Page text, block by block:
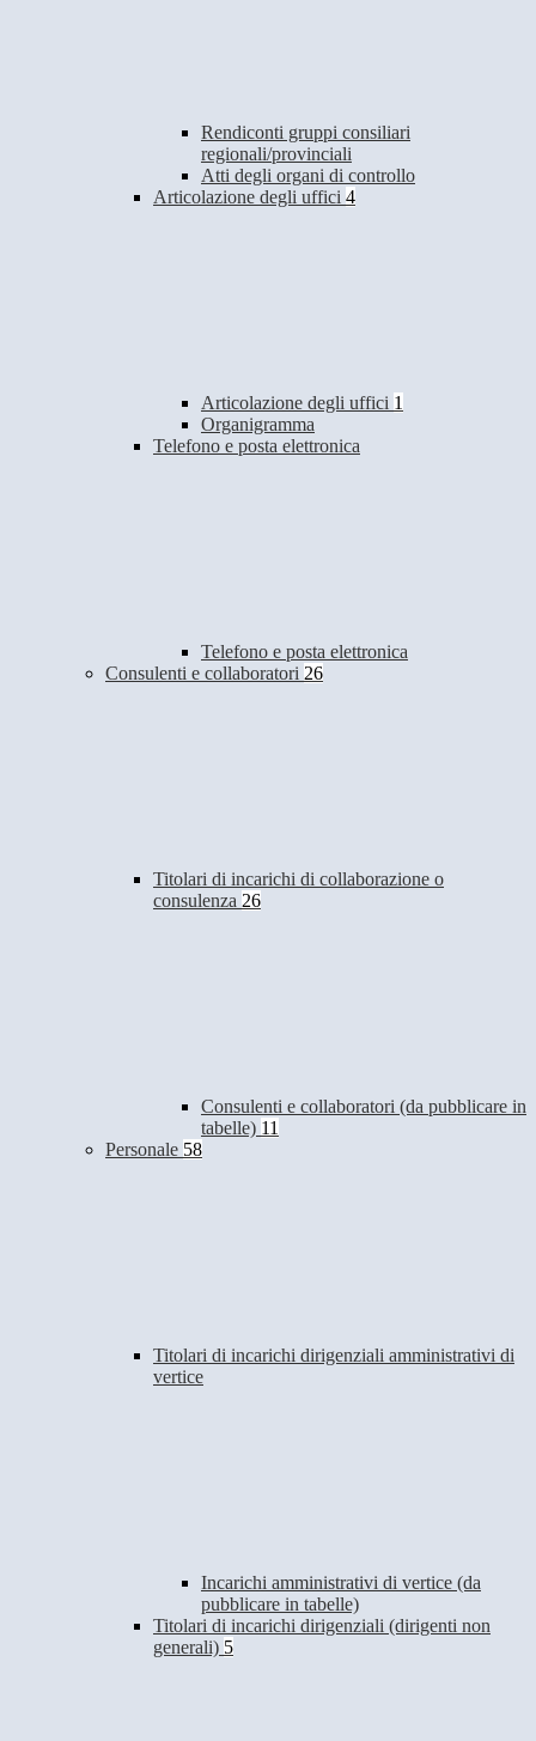
Rendiconti gruppi consiliari
regionali/provinciali
Atti degli organi di controllo
Articolazione degli uffici 4
Articolazione degli uffici 1
Organigramma
Telefono e posta elettronica
Telefono e posta elettronica
Consulenti e collaboratori 26
Titolari di incarichi di collaborazione o
consulenza 26
Consulenti e collaboratori (da pubblicare in
tabelle) 11
Personale 58
Titolari di incarichi dirigenziali amministrativi di
vertice
Incarichi amministrativi di vertice (da
pubblicare in tabelle)
Titolari di incarichi dirigenziali (dirigenti non
generali) 5